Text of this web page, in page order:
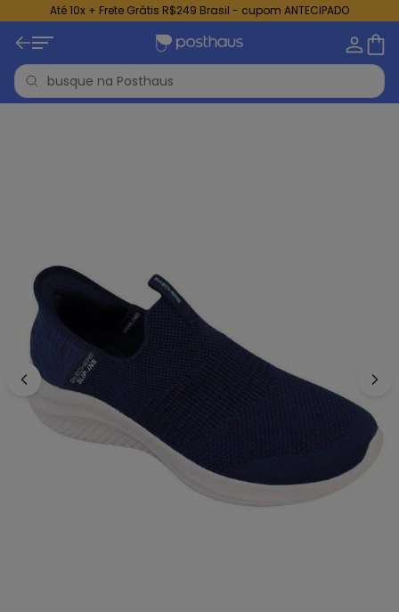
Até 10x + Frete Grátis R$249 Brasil - cupom ANTECIPADO